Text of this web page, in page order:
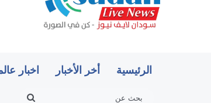
الرئيسية أخر الأخبار اخبار